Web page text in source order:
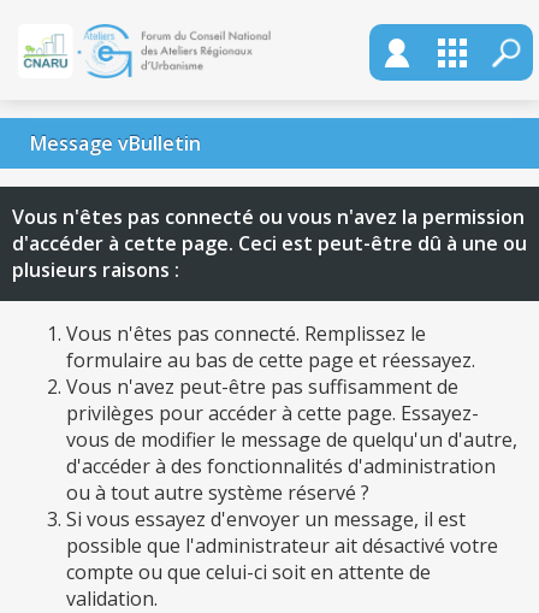
Message vBulletin
Vous n'êtes pas connecté ou vous n'avez la permission
d'accéder à cette page. Ceci est peut-être dû à une ou
plusieurs raisons :
Vous n'êtes pas connecté. Remplissez le
formulaire au bas de cette page et réessayez.
Vous n'avez peut-être pas suffisamment de
privilèges pour accéder à cette page. Essayez-
vous de modifier le message de quelqu'un d'autre,
d'accéder à des fonctionnalités d'administration
ou à tout autre système réservé ?
Si vous essayez d'envoyer un message, il est
possible que l'administrateur ait désactivé votre
compte ou que celui-ci soit en attente de
validation.